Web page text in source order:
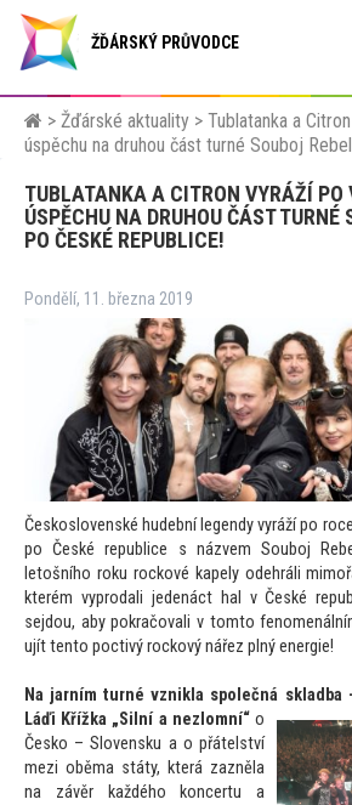
ŽĎÁRSKÝ PRŮVODCE
> Žďárské aktuality > Tublatanka a
úspěchu na druhou část turné Souboj
TUBLATANKA A CITRON VYRÁŽÍ PO
ÚSPĚCHU NA DRUHOU ČÁST TURNÉ
PO ČESKÉ REPUBLICE!
Pondělí, 11. března 2019
Československé hudební legendy vyráží po
po České republice s názvem Souboj
letošního roku rockové kapely odehráli
kterém vyprodali jedenáct hal v České
sejdou, aby pokračovali v tomto
ujít tento poctivý rockový nářez plný energie!
Na jarním turné vznikla společná skladba
Láďi Křížka „Silní a nezlomní“o
Česko – Slovensku a o přátelství
mezi oběma státy, která zazněla
na závěr každého koncertu a